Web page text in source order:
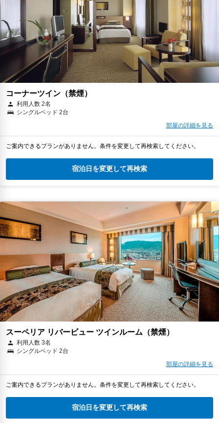
コーナーツイン（禁煙）
利用人数 2名
シングルベッド 2台
部屋の詳細を見る
ご案内できるプランがありません。条件を変更して再検索してください。
宿泊日を変更して再検索
スーペリア リバービュー ツインルーム（禁煙）
利用人数 3名
シングルベッド 2台
部屋の詳細を見る
ご案内できるプランがありません。条件を変更して再検索してください。
宿泊日を変更して再検索